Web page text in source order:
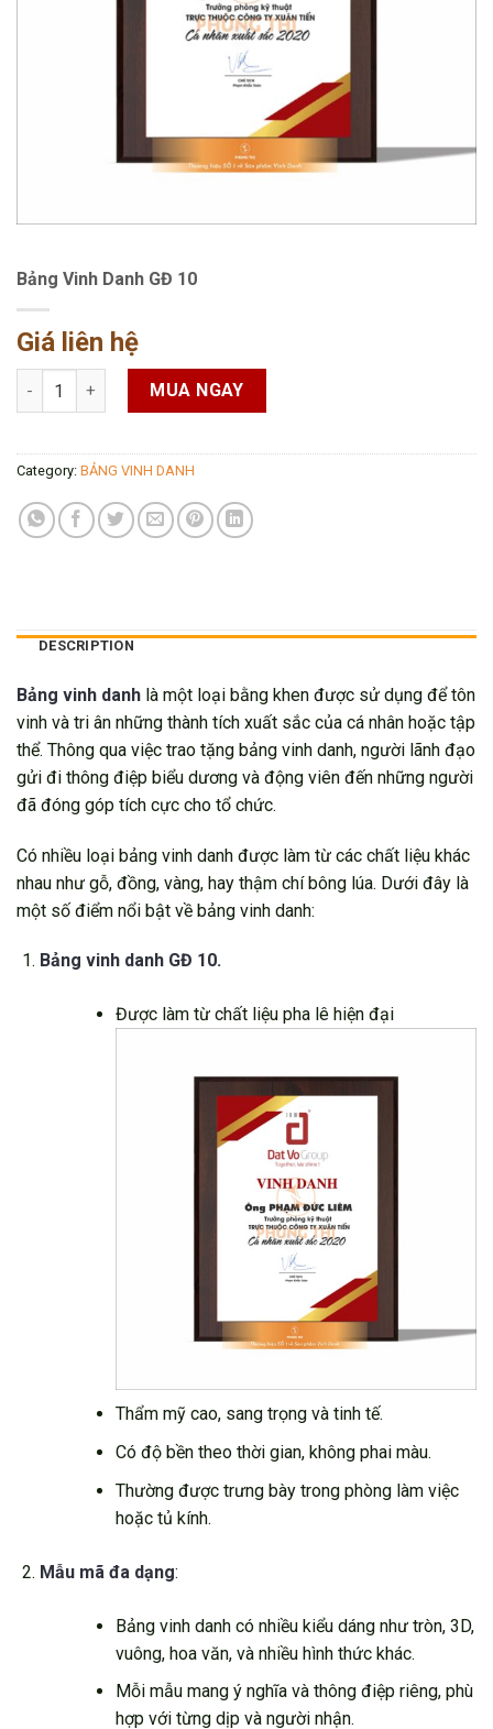
Bảng Vinh Danh GĐ 10
Giá liên hệ
Bảng Vinh Danh GĐ 10 quantity
MUA NGAY
Category: BẢNG VINH DANH
DESCRIPTION
Bảng vinh danh là một loại bằng khen được sử dụng để tôn
vinh và tri ân những thành tích xuất sắc của cá nhân hoặc tập
thể. Thông qua việc trao tặng bảng vinh danh, người lãnh đạo
gửi đi thông điệp biểu dương và động viên đến những người
đã đóng góp tích cực cho tổ chức.
Có nhiều loại bảng vinh danh được làm từ các chất liệu khác
nhau như gỗ, đồng, vàng, hay thậm chí bông lúa. Dưới đây là
một số điểm nổi bật về bảng vinh danh:
Bảng vinh danh GĐ 10.
Được làm từ chất liệu pha lê hiện đại
Thẩm mỹ cao, sang trọng và tinh tế.
Có độ bền theo thời gian, không phai màu.
Thường được trưng bày trong phòng làm việc
hoặc tủ kính.
Mẫu mã đa dạng:
Bảng vinh danh có nhiều kiểu dáng như tròn, 3D,
vuông, hoa văn, và nhiều hình thức khác.
Mỗi mẫu mang ý nghĩa và thông điệp riêng, phù
hợp với từng dịp và người nhận.